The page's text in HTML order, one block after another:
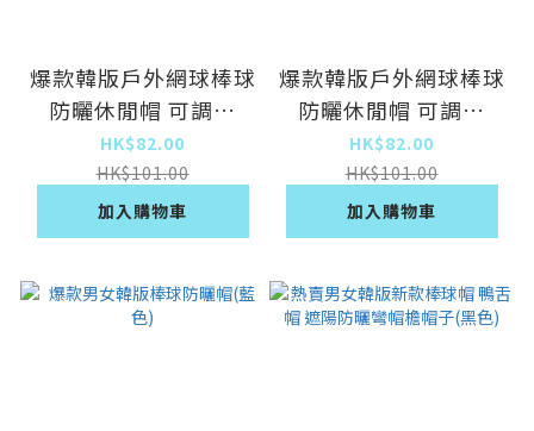
爆款韓版戶外網球棒球
防曬休閒帽 可調節
（藏青色）
HK$82.00
HK$101.00
加入購物車
爆款韓版戶外網球棒球
防曬休閒帽 可調節
（灰色）
HK$82.00
HK$101.00
加入購物車